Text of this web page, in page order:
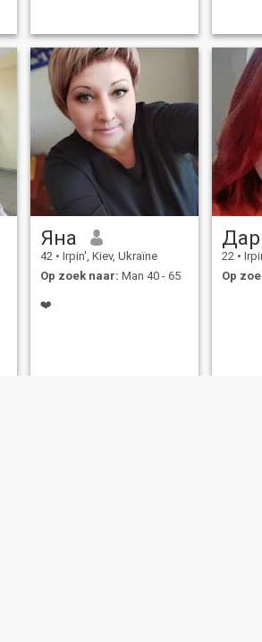
Яна
42 • Irpin', Kiev, Ukraïne
Op zoek naar: Man 40 - 65
❤️
22 •
Op